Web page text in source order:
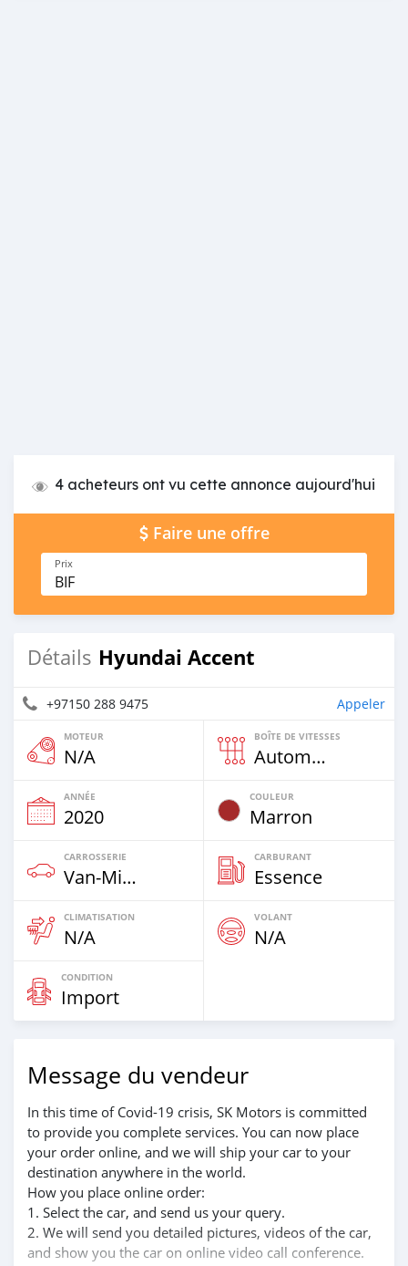
4 acheteurs ont vu cette annonce aujourd'hui
Faire une offre
Prix
BIF
Détails Hyundai Accent
+97150 288 9475 Appeler
MOTEUR
N/A
BOÎTE DE VITESSES
Automatique
ANNÉE
2020
COULEUR
Marron
CARROSSERIE
Van‒Minibus
CARBURANT
Essence
CLIMATISATION
N/A
VOLANT
N/A
CONDITION
Import
Message du vendeur
In this time of Covid-19 crisis, SK Motors is committed
to provide you complete services. You can now place
your order online, and we will ship your car to your
destination anywhere in the world.
How you place online order:
1. Select the car, and send us your query.
2. We will send you detailed pictures, videos of the car,
and show you the car on online video call conference.